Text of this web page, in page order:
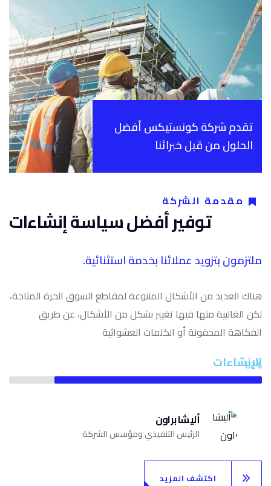
تقدم شركة كونستيكس أفضل
الحلول من قبل خبرائنا
مقدمة الشركة
توفير أفضل سياسة إنشاءات
ملتزمون بتزويد عملائنا بخدمة استثنائية.
هناك العديد من الأشكال المتنوعة لمقاطع السوق الحرة المتاحة،
لكن الغالبية منها فيها تغيير بشكل من الأشكال، عن طريق
الفكاهة المحقونة أو الكلمات العشوائية
الإنشاءات
82%
أليشا براون
الرئيس التنفيذي ومؤسس الشركة
اكتشف المزيد